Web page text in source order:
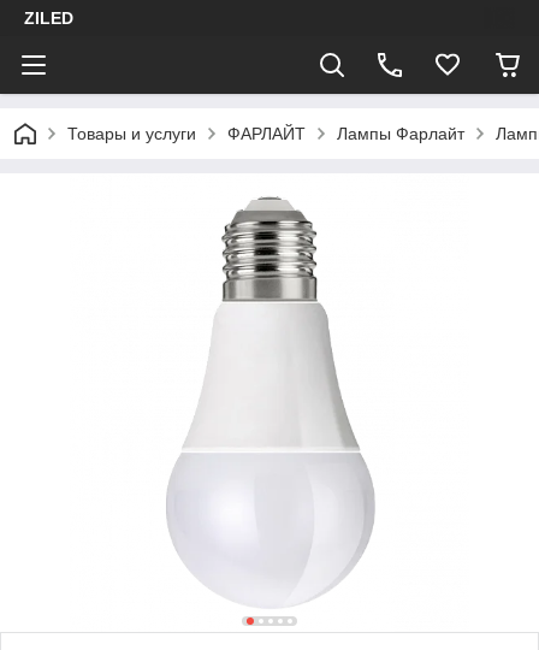
ZILED
Товары и услуги ФАРЛАЙТ Лампы Фарлайт